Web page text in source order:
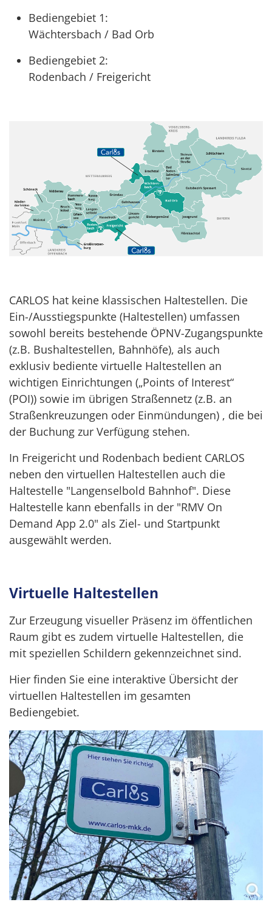
Bediengebiet 1:
Wächtersbach / Bad Orb
Bediengebiet 2:
Rodenbach / Freigericht
CARLOS hat keine klassischen Haltestellen. Die
Ein-/Ausstiegspunkte (Haltestellen) umfassen
sowohl bereits bestehende ÖPNV-Zugangspunkte
(z.B. Bushaltestellen, Bahnhöfe), als auch
exklusiv bediente virtuelle Haltestellen an
wichtigen Einrichtungen („Points of Interest“
(POI)) sowie im übrigen Straßennetz (z.B. an
Straßenkreuzungen oder Einmündungen) , die bei
der Buchung zur Verfügung stehen.
In Freigericht und Rodenbach bedient CARLOS
neben den virtuellen Haltestellen auch die
Haltestelle "Langenselbold Bahnhof". Diese
Haltestelle kann ebenfalls in der "RMV On
Demand App 2.0" als Ziel- und Startpunkt
ausgewählt werden.
Virtuelle Haltestellen
Zur Erzeugung visueller Präsenz im öffentlichen
Raum gibt es zudem virtuelle Haltestellen, die
mit speziellen Schildern gekennzeichnet sind.
Hier finden Sie eine interaktive Übersicht der
virtuellen Haltestellen im gesamten
Bediengebiet.